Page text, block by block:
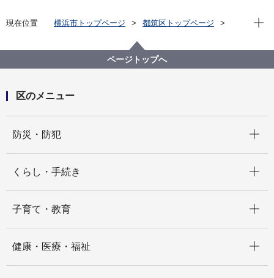
現在位置 横浜市トップページ
都筑区トップページ
平成27年度都筑スポーツセンター指定管理者公募（終
了）
現在
ページトップへ
区のメニュー
防災・防犯
くらし・手続き
子育て・教育
健康・医療・福祉